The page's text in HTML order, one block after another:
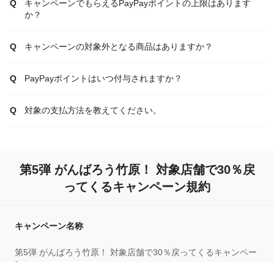
キャンペーンでもらえるPayPayポイントの上限はあります
か？
キャンペーンの対象外となる商品はありますか？
PayPayポイントはいつ付与されますか？
対象の支払方法を教えてください。
第5弾 がんばろう竹原！ 対象店舗で30％戻
ってくるキャンペーン規約
キャンペーン名称
第5弾 がんばろう竹原！ 対象店舗で30％戻ってくるキャンペー